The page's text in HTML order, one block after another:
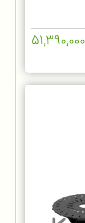
51,390,000